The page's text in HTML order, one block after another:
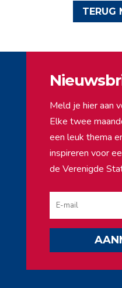
TERUG
Meld je hier aan
Elke twee
een leuk thema
inspireren voor
de Verenigde